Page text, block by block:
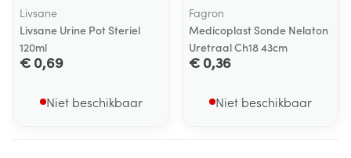
Livsane
Livsane Urine Pot Steriel
120ml
€ 0,69
Niet beschikbaar
Fagron
Medicoplast Sonde Nelaton
Uretraal Ch18 43cm
€ 0,36
Niet beschikbaar